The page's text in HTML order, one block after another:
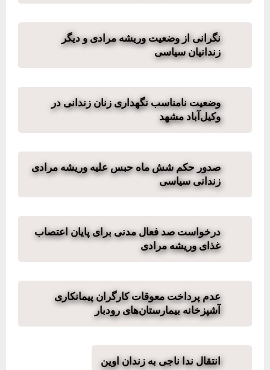
نگرانی از وضعیت وریشه مرادی و دیگر
زندانیان سیاسی
وضعیت نامناسب نگهداری زنان زندانی در
وکیل‌آباد مشهد
صدور حکم شش ماه حبس علیه وریشه مرادی
زندانی سیاسی
درخواست صد فعال مدنی برای پایان اعتصاب
غذای وریشه مرادی
عدم پرداخت معوقات کارگران پیمانکاری
آشپزخانه بیمارستان‌های رودبار
انتقال ندا ناجی به زندان اوین